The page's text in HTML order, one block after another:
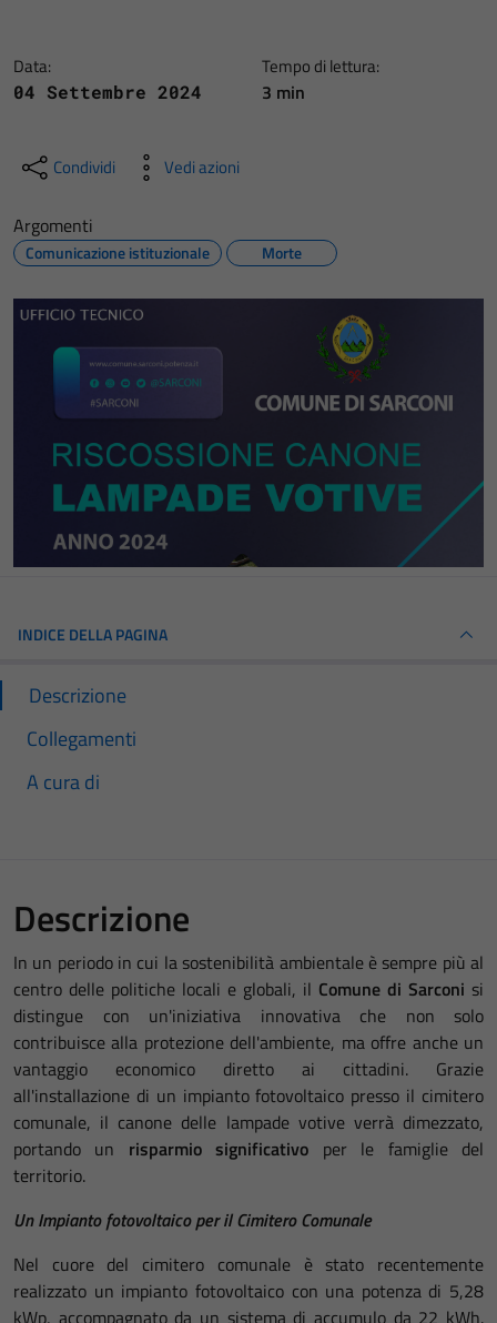
Data:
04 Settembre 2024
Tempo di lettura:
3 min
Condividi Vedi azioni
Argomenti
Comunicazione istituzionale Morte
INDICE DELLA PAGINA
Descrizione
Collegamenti
A cura di
Descrizione
In un periodo in cui la sostenibilità ambientale è sempre più al
centro delle politiche locali e globali, il Comune di Sarconi si
distingue con un'iniziativa innovativa che non solo
contribuisce alla protezione dell'ambiente, ma offre anche un
vantaggio economico diretto ai cittadini. Grazie
all'installazione di un impianto fotovoltaico presso il cimitero
comunale, il canone delle lampade votive verrà dimezzato,
portando un risparmio significativo per le famiglie del
territorio.
Un Impianto fotovoltaico per il Cimitero Comunale
Nel cuore del cimitero comunale è stato recentemente
realizzato un impianto fotovoltaico con una potenza di 5,28